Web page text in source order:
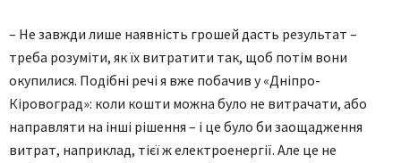
– Не завжди лише наявність грошей дасть результат –
треба розуміти, як їх витратити так, щоб потім вони
окупилися. Подібні речі я вже побачив у «Дніпро-
Кіровоград»: коли кошти можна було не витрачати, або
направляти на інші рішення – і це було би заощадження
витрат, наприклад, тієї ж електроенергії. Але це не